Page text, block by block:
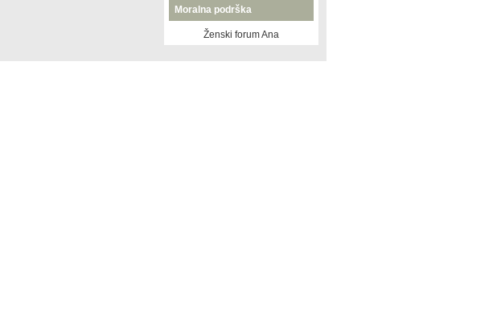
Moralna podrška
Ženski forum Ana